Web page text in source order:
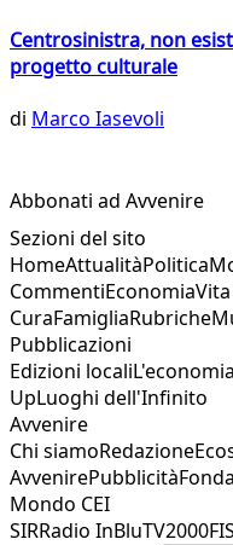
Centrosinistra, non
progetto culturale
di Marco Iasevoli
Abbonati ad Avvenire
Sezioni del sito
HomeAttualitàPolitica
CommentiEconomia
CuraFamigliaRubriche
Pubblicazioni
Edizioni locali
UpLuoghi dell'Infinito
Avvenire
Chi siamoRedazione
AvvenirePubblicità
Mondo CEI
SIRRadio InBluTV2000